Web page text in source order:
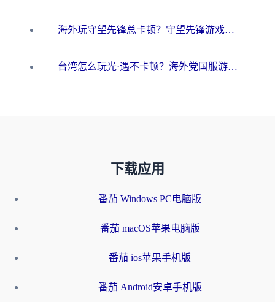
海外玩守望先锋总卡顿？守望先锋游戏加速器在哪里买&避坑指南（附欧洲非洲游戏实测）
台湾怎么玩光·遇不卡顿？海外党国服游戏加速终极攻略（附实测体验）
下载应用
番茄 Windows PC电脑版
番茄 macOS苹果电脑版
番茄 ios苹果手机版
番茄 Android安卓手机版